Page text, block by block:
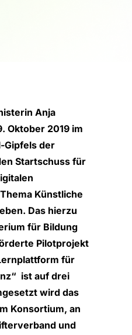
Anja
Oktober 2019 im
Gipfels der
Startschuss für
Künstliche
Das hierzu
für Bildung
Pilotprojekt
für
ist auf drei
wird das
Konsortium, an
und